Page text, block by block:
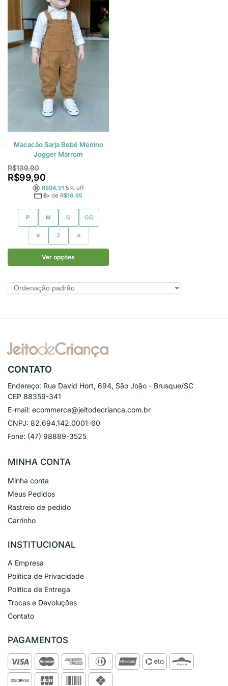
Macacão Sarja Bebê Menino
Jogger Marrom
R$139,90
R$99,90
R$94,91 5% off
6x de R$16,65
P M G GG
1 2 3
Ver opções
CONTATO
Endereço: Rua David Hort, 694, São João - Brusque/SC
CEP 88359-341
E-mail: ecommerce@jeitodecrianca.com.br
CNPJ: 82.694.142.0001-60
Fone: (47) 98889-3525
MINHA CONTA
Minha conta
Meus Pedidos
Rastreio de pedido
Carrinho
INSTITUCIONAL
A Empresa
Política de Privacidade
Política de Entrega
Trocas e Devoluções
Contato
PAGAMENTOS